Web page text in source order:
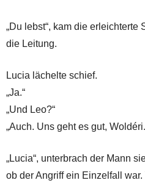
„Du lebst“, kam die erleichterte
die Leitung.
Lucia lächelte schief.
„Ja.“
„Und Leo?“
„Auch. Uns geht es gut,
„Lucia“, unterbrach der Mann
ob der Angriff ein Einzelfall